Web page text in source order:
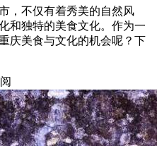
，不仅有着秀美的自然风
和独特的美食文化。作为一
庆美食与文化的机会呢？下